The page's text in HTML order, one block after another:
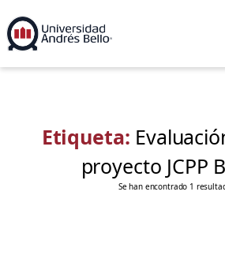
Etiqueta:
proyecto JCPP
Se han encontrado 1